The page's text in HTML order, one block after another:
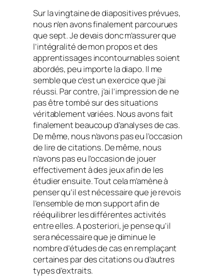
Sur la vingtaine de diapositives prévues,
nous n’en avons finalement parcourues
que sept. Je devais donc m’assurer que
l’intégralité de mon propos et des
apprentissages incontournables soient
abordés, peu importe la diapo. Il me
semble que c’est un exercice que j’ai
réussi. Par contre, j’ai l’impression de ne
pas être tombé sur des situations
véritablement variées. Nous avons fait
finalement beaucoup d’analyses de cas.
De même, nous n’avons pas eu l’occasion
de lire de citations. De même, nous
n’avons pas eu l’occasion de jouer
effectivement à des jeux afin de les
étudier ensuite. Tout cela m’amène à
penser qu’il est nécessaire que je revois
l’ensemble de mon support afin de
rééquilibrer les différentes activités
entre elles.A posteriori, je pense qu’il
sera nécessaire que je diminue le
nombre d’études de cas en remplaçant
certaines par des citations ou d’autres
types d’extraits.